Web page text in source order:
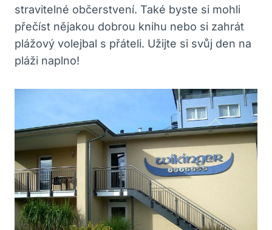
stravitelné občerstvení. Také byste si​ mohli
přečíst ‍nějakou dobrou knihu ⁢nebo si zahrát
‌plážový ⁢volejbal s přáteli. Užijte si svůj den​ na
pláži naplno!